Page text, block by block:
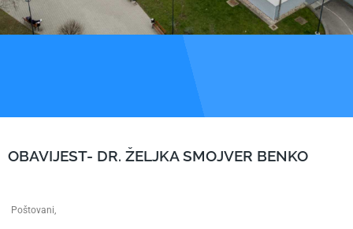
OBAVIJEST- DR. ŽELJKA SMOJVER BENKO
Poštovani,